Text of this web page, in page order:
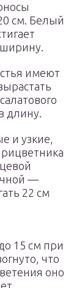
см. Белый
имеют
длину.
и узкие,
—
22 см
15 см при
что
оно